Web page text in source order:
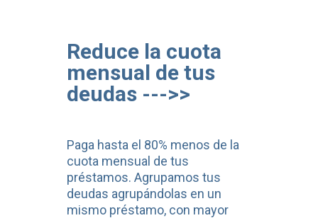
Reduce la cuota
mensual de tus
deudas --->>
Paga hasta el 80% menos de la
cuota mensual de tus
préstamos. Agrupamos tus
deudas agrupándolas en un
mismo préstamo, con mayor